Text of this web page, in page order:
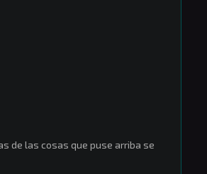
de las cosas que puse arriba se